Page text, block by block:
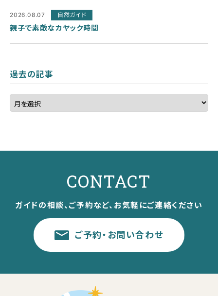
2026.08.07 自然ガイド
親子で素敵なカヤック時間
過去の記事
CONTACT
ガイドの相談、ご予約など、お気軽にご連絡ください
ご予約・お問い合わせ